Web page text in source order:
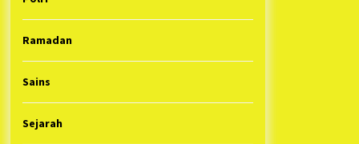
Ramadan
Sains
Sejarah